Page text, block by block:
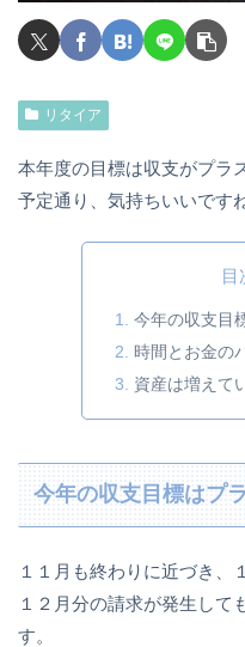
リタイア
本年度の目標は収支がプラ
予定通り、気持ちいいですね
目
今年の収支目
時間とお金の
資産は増えて
今年の収支目標はプ
１１月も終わりに近づき、
１２月分の請求が発生して
す。